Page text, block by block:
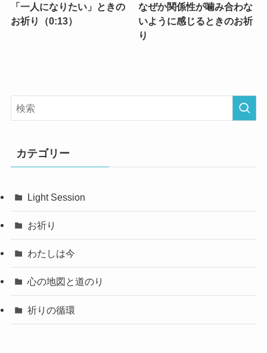
「一人になりたい」ときの
お祈り（0:13）
なぜか関係性が噛み合わな
いように感じるときのお祈
り
カテゴリー
Light Session
お祈り
わたしは今
心の地図と道のり
祈りの循環